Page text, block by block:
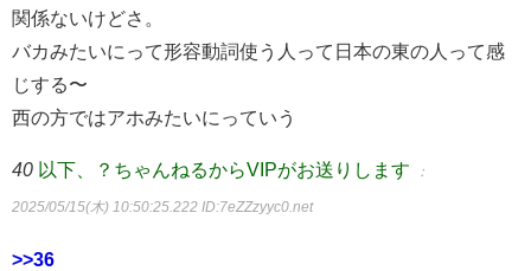
関係ないけどさ。
バカみたいにって形容動詞使う人って日本の東の人って感
じする〜
西の方ではアホみたいにっていう
40 以下、？ちゃんねるからVIPがお送りします ：
2025/05/15(木) 10:50:25.222 ID:7eZZzyyc0.net
>>36